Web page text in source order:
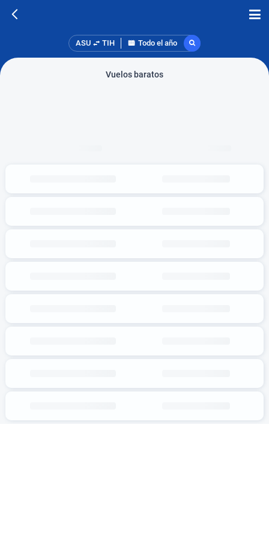
ASU TIH Todo el año
Vuelos baratos